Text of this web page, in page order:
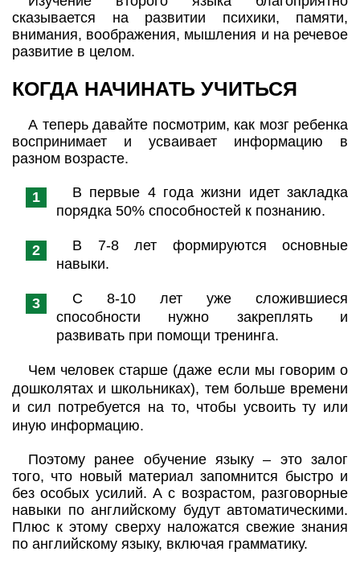
сказывается на развитии психики, памяти,
внимания, воображения, мышления и на речевое
развитие в целом.
КОГДА НАЧИНАТЬ УЧИТЬСЯ
А теперь давайте посмотрим, как мозг ребенка
воспринимает и усваивает информацию в
разном возрасте.
В первые 4 года жизни идет закладка
порядка 50% способностей к познанию.
В 7-8 лет формируются основные
навыки.
С 8-10 лет уже сложившиеся
способности нужно закреплять и
развивать при помощи тренинга.
Чем человек старше (даже если мы говорим о
дошколятах и школьниках), тем больше времени
и сил потребуется на то, чтобы усвоить ту или
иную информацию.
Поэтому ранее обучение языку – это залог
того, что новый материал запомнится быстро и
без особых усилий. А с возрастом, разговорные
навыки по английскому будут автоматическими.
Плюс к этому сверху наложатся свежие знания
по английскому языку, включая грамматику.